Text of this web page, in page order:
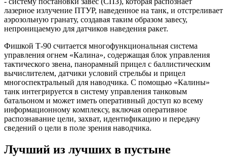
лазерное излучение ПТУР, наведенное на танк, и отстреливает
аэрозольную гранату, создавая таким образом завесу,
непроницаемую для датчиков наведения ракет.
Фишкой Т-90 считается многофункциональная система
управления огнем «Калина», содержащая блок управления
тактического звена, панорамный прицел с баллистическим
вычислителем, датчики условий стрельбы и прицел
многоспектральный для наводчика. С помощью «Калины»
танк интегрируется в систему управления танковым
батальоном и может иметь оперативный доступ ко всему
информационному комплексу, включая оперативное
распознавание цели, захват, идентификацию и передачу
сведений о цели в поле зрения наводчика.
Лучший из лучших в пустыне